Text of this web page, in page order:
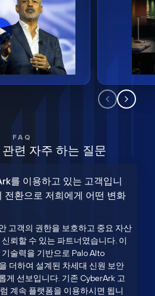
FAQ
련 자주 하는 질문
를 이용하고 있는 고객입니
전환으로 저희에게 어떤 변화
고객의 권한을 보호하고 중요 자산
뢰할 수 있는 파트너였습니다. 이
술력을 기반으로 Palo Alto
더하여 설계된 차세대 신원 보안
게 선보입니다. 기존 CyberArk 고
계속 플랫폼을 이용하시면 됩니